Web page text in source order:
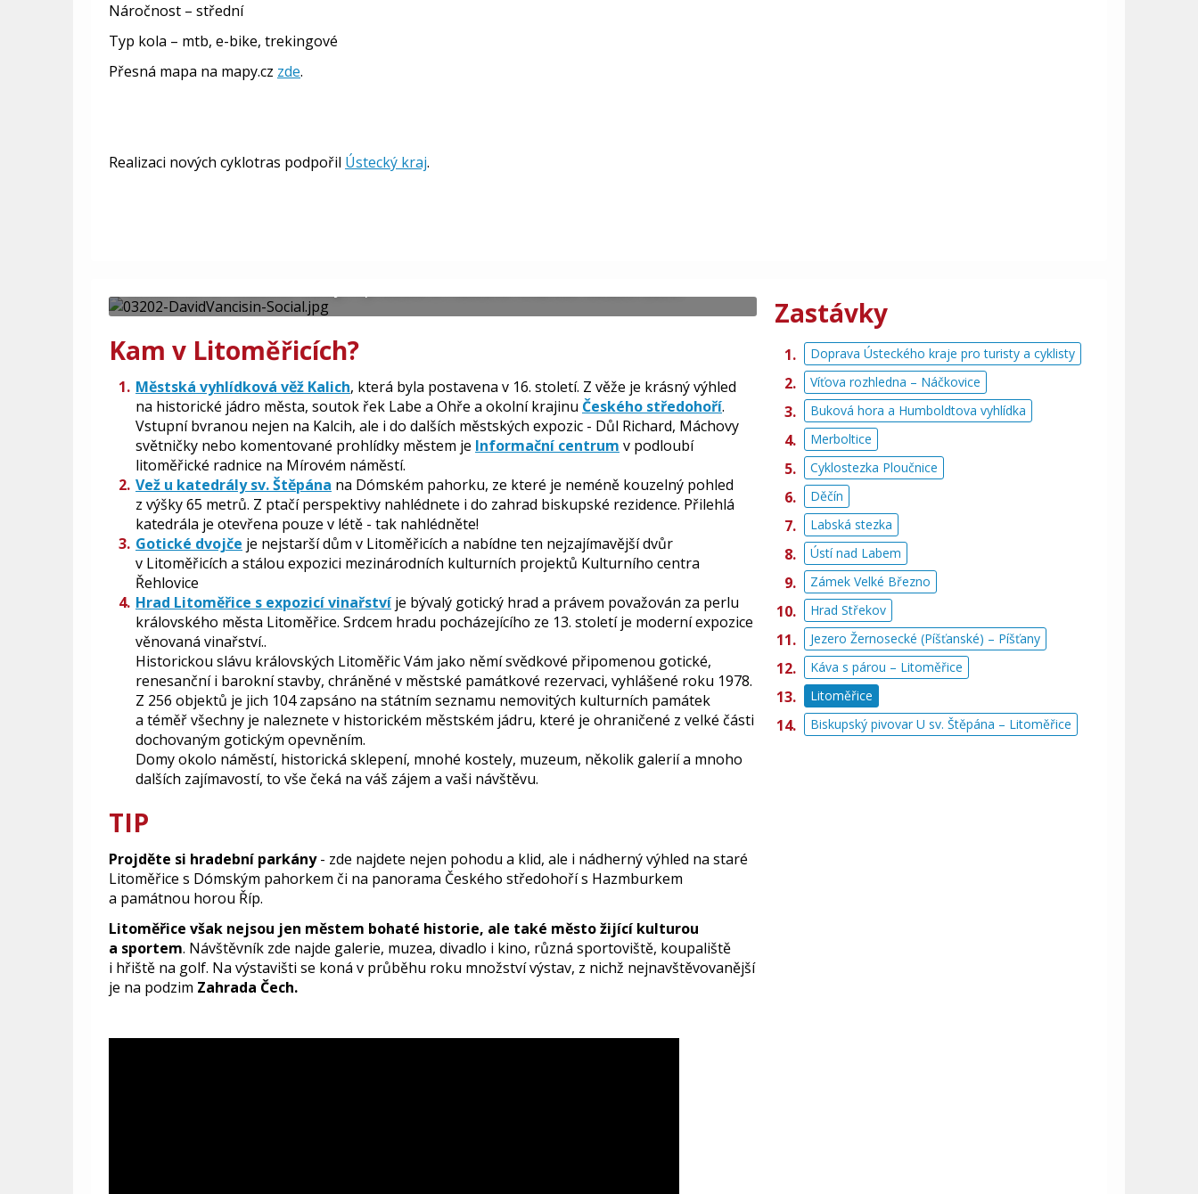
Náročnost – střední
Typ kola – mtb, e-bike, trekingové
Přesná mapa na mapy.cz zde.
Realizaci nových cyklotras podpořil Ústecký kraj.
Zastávky
Doprava Ústeckého kraje pro turisty a cyklisty
Víťova rozhledna – Náčkovice
Buková hora a Humboldtova vyhlídka
Merboltice
Cyklostezka Ploučnice
Děčín
Labská stezka
Ústí nad Labem
Zámek Velké Březno
Hrad Střekov
Jezero Žernosecké (Píšťanské) – Píšťany
Káva s párou – Litoměřice
Litoměřice
Biskupský pivovar U sv. Štěpána – Litoměřice
Kam v Litoměřicích?
Městská vyhlídková věž Kalich, která byla postavena v 16. století. Z věže je krásný výhled
na historické jádro města, soutok řek Labe a Ohře a okolní krajinu Českého středohoří.
Vstupní bvranou nejen na Kalcih, ale i do dalších městských expozic - Důl Richard, Máchovy
světničky nebo komentované prohlídky městem je Informační centrum v podloubí
litoměřické radnice na Mírovém náměstí.
Vež u katedrály sv. Štěpána na Dómském pahorku, ze které je neméně kouzelný pohled
z výšky 65 metrů. Z ptačí perspektivy nahlédnete i do zahrad biskupské rezidence. Přilehlá
katedrála je otevřena pouze v létě - tak nahlédněte!
Gotické dvojče je nejstarší dům v Litoměřicích a nabídne ten nejzajímavější dvůr
v Litoměřicích a stálou expozici mezinárodních kulturních projektů Kulturního centra
Řehlovice
Hrad Litoměřice s expozicí vinařství je bývalý gotický hrad a právem považován za perlu
královského města Litoměřice. Srdcem hradu pocházejícího ze 13. století je moderní expozice
věnovaná vinařství..
Historickou slávu královských Litoměřic Vám jako němí svědkové připomenou gotické,
renesanční i barokní stavby, chráněné v městské památkové rezervaci, vyhlášené roku 1978.
Z 256 objektů je jich 104 zapsáno na státním seznamu nemovitých kulturních památek
a téměř všechny je naleznete v historickém městském jádru, které je ohraničené z velké části
dochovaným gotickým opevněním.
Domy okolo náměstí, historická sklepení, mnohé kostely, muzeum, několik galerií a mnoho
dalších zajímavostí, to vše čeká na váš zájem a vaši návštěvu.
TIP
Projděte si hradební parkány- zde najdete nejen pohodu a klid, ale i nádherný výhled na staré
Litoměřice s Dómským pahorkem či na panorama Českého středohoří s Hazmburkem
a památnou horou Říp.
Litoměřice však nejsou jen městem bohaté historie, ale také město žijící kulturou
a sportem. Návštěvník zde najde galerie, muzea, divadlo i kino, různá sportoviště, koupaliště
i hřiště na golf. Na výstavišti se koná v průběhu roku množství výstav, z nichž nejnavštěvovanější
je na podzim Zahrada Čech.